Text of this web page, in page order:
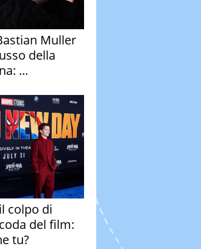
Muller
della
...
colpo di
del film:
tu?